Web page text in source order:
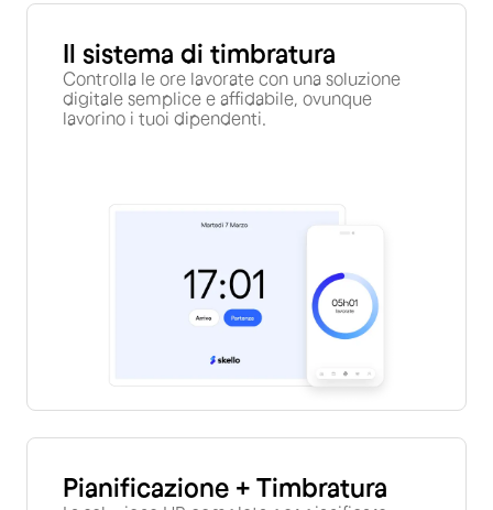
Il sistema di timbratura
Controlla le ore lavorate con una soluzione
digitale semplice e affidabile, ovunque
lavorino i tuoi dipendenti.
Pianificazione + Timbratura